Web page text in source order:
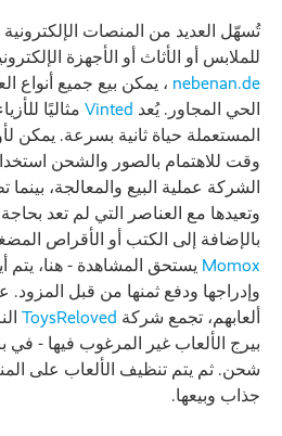
تُسهّل العديد من المنصات
للملابس أو الأثاث أو الأجهزة
nebenan.de ، يمكن بيع جميع أنواع
الحي المجاور. يُعد Vinted مثاليًا
المستعملة حياة ثانية بسرعة. يمكن
وقت للاهتمام بالصور والشحن
الشركة عملية البيع والمعالجة،
وتعيدها مع العناصر التي لم تعد بحاجة
بالإضافة إلى الكتب أو الأقراص
Momox يستحق المشاهدة - هنا، يتم
وإدراجها ودفع ثمنها من قبل المزود.
ألعابهم، تجمع شركة ToysReloved
بيرج الألعاب غير المرغوب فيها -
شحن. ثم يتم تنظيف الألعاب على
جذاب وبيعها.